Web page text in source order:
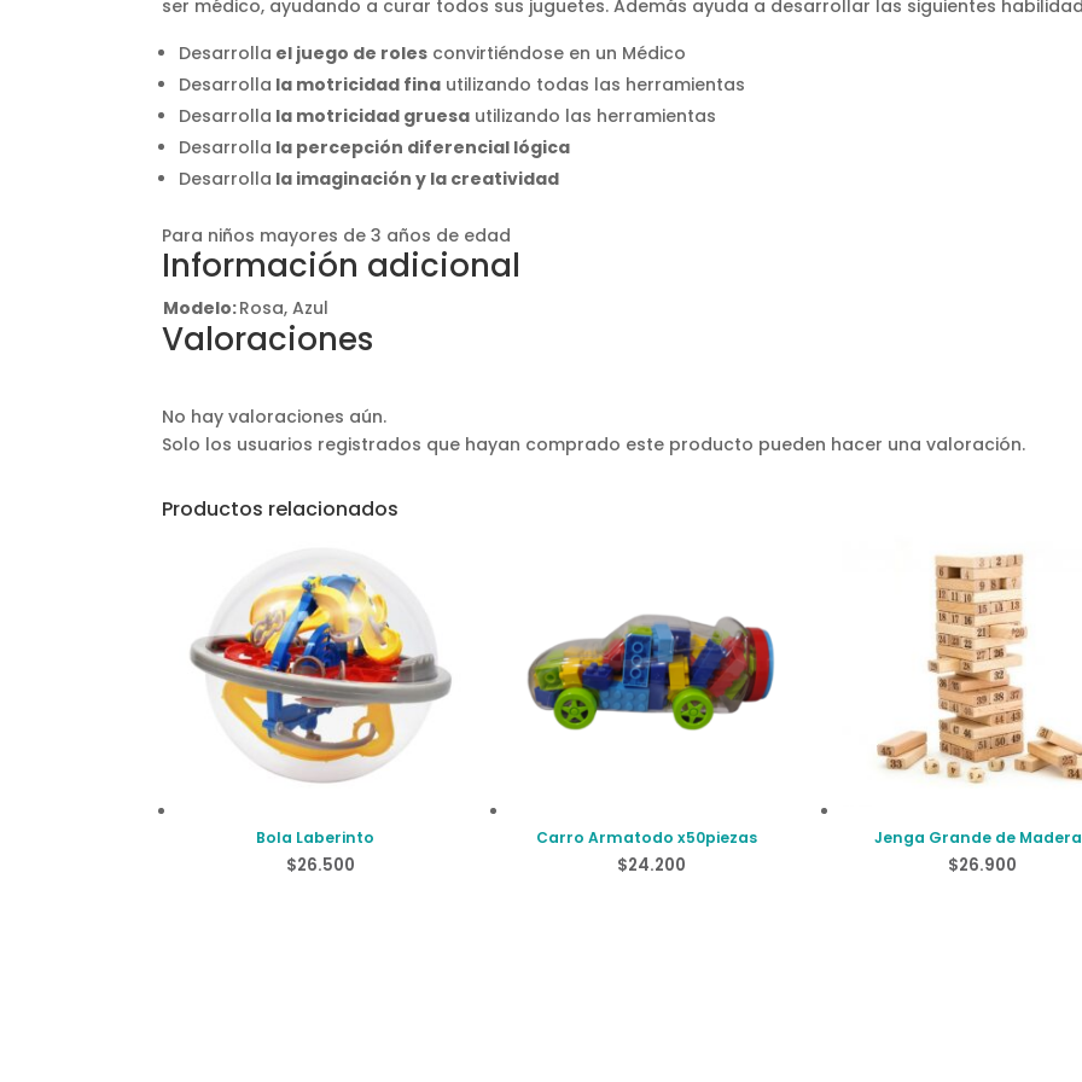
ser médico, ayudando a curar todos sus juguetes. Además ayuda a desarrollar las siguientes
Desarrolla el juego de roles convirtiéndose en un Médico
Desarrolla la motricidad fina utilizando todas las herramientas
Desarrolla la motricidad gruesa utilizando las herramientas
Desarrolla la percepción diferencial lógica
Desarrolla la imaginación y la creatividad
Para niños mayores de 3 años de edad
Información adicional
Modelo:Rosa, Azul
Valoraciones
No hay valoraciones aún.
Solo los usuarios registrados que hayan comprado este producto pueden hacer una valoración.
Productos relacionados
Bola Laberinto
$26.500
Carro Armatodo x50piezas
$24.200
Jenga Grande de Madera
Números
$26.900